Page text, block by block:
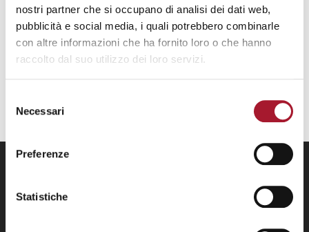
nostri partner che si occupano di analisi dei dati web,
pubblicità e social media, i quali potrebbero combinarle
con altre informazioni che ha fornito loro o che hanno
raccolto dal suo utilizzo dei loro servizi.
delNecessari
Preferenze
Statistiche
APPROFONDISCI
della Casa della Carità.